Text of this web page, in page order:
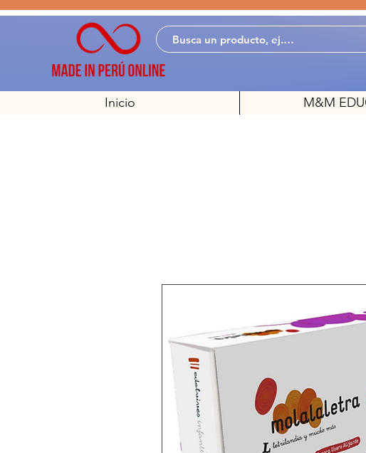
Inicio M&M